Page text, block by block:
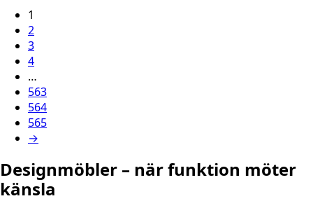
1
2
3
4
…
563
564
565
→
Designmöbler – när funktion möter
känsla